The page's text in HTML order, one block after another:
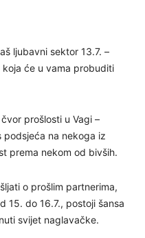
ljubavni sektor 13.7. –
će u vama probuditi
prošlosti u Vagi –
podsjeća na nekoga iz
prema nekom od bivših.
o prošlim partnerima,
15. do 16.7., postoji šansa
svijet naglavačke.